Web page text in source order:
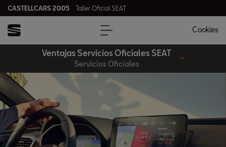
CASTELLCARS 2005 Taller Oficial SEAT
Cookies
Ventajas Servicios Oficiales SEAT
Servicios Oficiales